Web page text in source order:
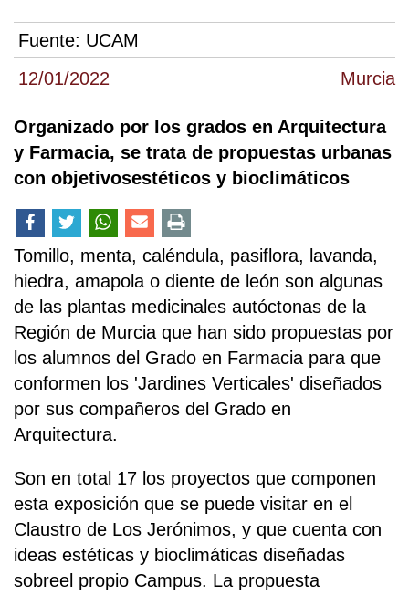
12/01/2022 Murcia
Fuente: UCAM
Organizado por los grados en Arquitectura
y Farmacia, se trata de propuestas urbanas
con objetivosestéticos y bioclimáticos
Tomillo, menta, caléndula, pasiflora, lavanda,
hiedra, amapola o diente de león son algunas
de las plantas medicinales autóctonas de la
Región de Murcia que han sido propuestas por
los alumnos del Grado en Farmacia para que
conformen los 'Jardines Verticales' diseñados
por sus compañeros del Grado en
Arquitectura.
Son en total 17 los proyectos que componen
esta exposición que se puede visitar en el
Claustro de Los Jerónimos, y que cuenta con
ideas estéticas y bioclimáticas diseñadas
sobreel propio Campus. La propuesta